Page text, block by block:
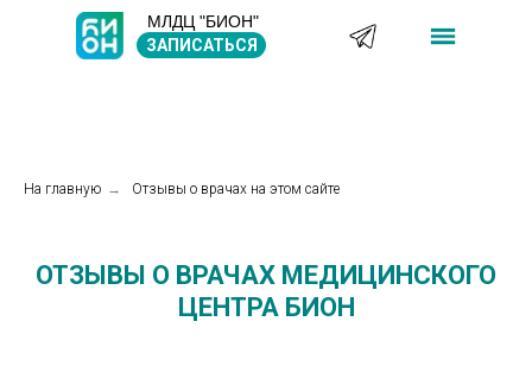
МЛДЦ "БИОН"
ЗАПИСАТЬСЯ
На главную → Отзывы о врачах на этом сайте
ОТЗЫВЫ О ВРАЧАХ МЕДИЦИНСКОГО
ЦЕНТРА БИОН